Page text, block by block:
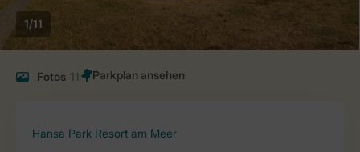
1/11
Fotos 11
Hansa Park Resort am Meer